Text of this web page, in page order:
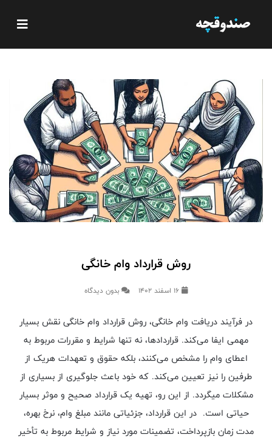
روش قرارداد وام خانگی
16 اسفند 1402 بدون دیدگاه
در فرآیند دریافت وام خانگی، روش قرارداد وام خانگی نقش بسیار
مهمی ایفا می‌کند. قراردادها، نه تنها شرایط و مقررات مربوط به
اعطای وام را مشخص می‌کنند، بلکه حقوق و تعهدات هریک از
طرفین را نیز تعیین می‌کند. که خود باعث جلوگیری از بسیاری از
مشکلات میگردد. از این رو، تهیه یک قرارداد صحیح و موثر بسیار
حیاتی است. در این قرارداد، جزئیاتی مانند مبلغ وام، نرخ بهره،
مدت زمان بازپرداخت، تضمینات مورد نیاز و شرایط مربوط به تأخیر